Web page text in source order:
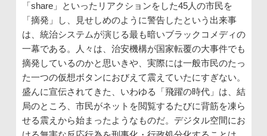
「share」といったリアクションをした45人の市民を
「摘発」し、見せしめのように警告したという出来事
は、統治システムが演じる最も暗いブラックコメディの
一幕である。人々は、治安機構が国家転覆の大事件でも
摘発しているのかと思いきや、実際には一般市民のたっ
た一つの仮想ボタンにおびえて震えていたにすぎない。
盛んに宣伝されてきた、いわゆる「飛躍の時代」は、結
局のところ、市民がネットを閲覧するたびに背筋を凍ら
せる震えから始まったようなものだ。デジタル空間にお